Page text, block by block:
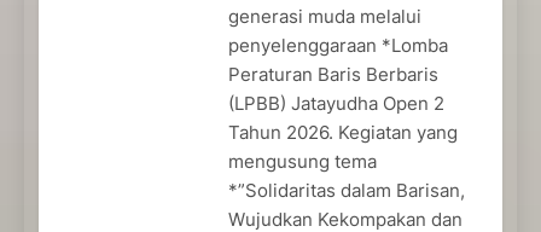
generasi muda melalui
penyelenggaraan *Lomba
Peraturan Baris Berbaris
(LPBB) Jatayudha Open 2
Tahun 2026. Kegiatan yang
mengusung tema
*”Solidaritas dalam Barisan,
Wujudkan Kekompakan dan